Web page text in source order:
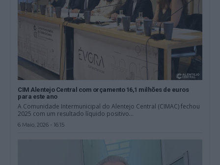
CIM Alentejo Central com orçamento 16,1 milhões de euros
para este ano
A Comunidade Intermunicipal do Alentejo Central (CIMAC) fechou
2025 com um resultado líquido positivo...
6 Maio, 2026 - 16:15